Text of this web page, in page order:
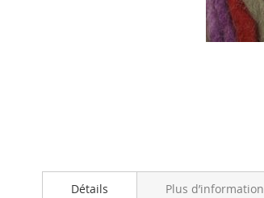
to
Détails Plus d’information